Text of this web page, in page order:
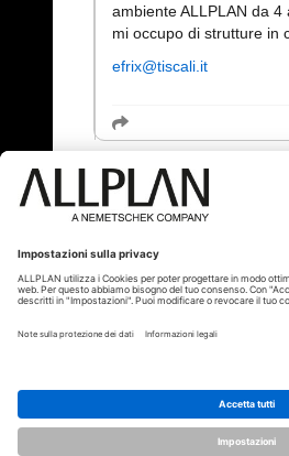
ambiente ALLPLAN da
mi occupo di strutture in
efrix@tiscali.it
ALLPLAN è
Nemetschek